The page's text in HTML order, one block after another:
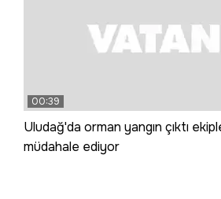
00:39
Uludağ'da orman yangın çıktı
müdahale ediyor